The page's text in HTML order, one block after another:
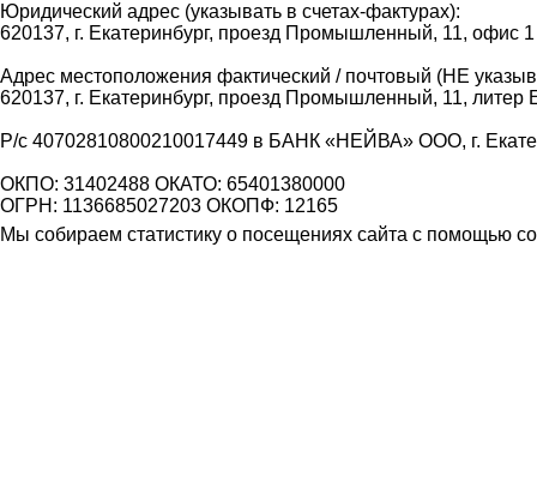
Юридический адрес (указывать в счетах-фактурах):
620137, г. Екатеринбург, проезд Промышленный, 11, офис 1
Адрес местоположения фактический / почтовый (НЕ
620137, г. Екатеринбург, проезд Промышленный, 11, литер
Р/с 40702810800210017449 в БАНК «НЕЙВА» ООО, г.
ОКПО: 31402488 ОКАТО: 65401380000
ОГРН: 1136685027203 ОКОПФ: 12165
Мы собираем статистику о посещениях сайта с помощью